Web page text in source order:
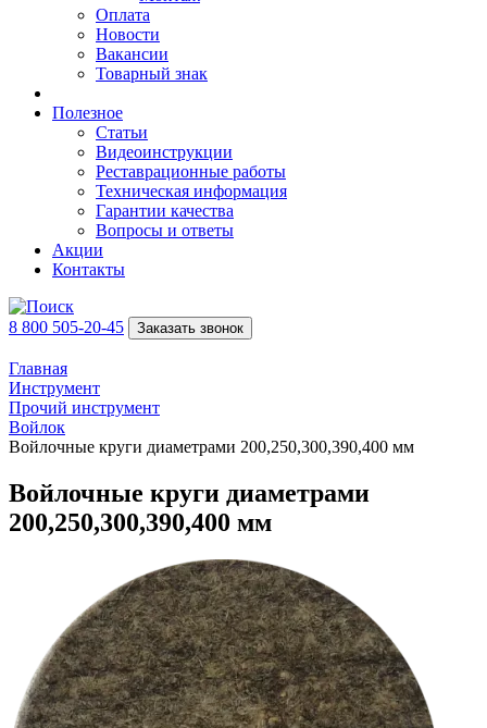
Оплата
Новости
Вакансии
Товарный знак
Полезное
Статьи
Видеоинструкции
Реставрационные работы
Техническая информация
Гарантии качества
Вопросы и ответы
Акции
Контакты
8 800 505-20-45 Заказать звонок
Главная
Инструмент
Прочий инструмент
Войлок
Войлочные круги диаметрами 200,250,300,390,400 мм
Войлочные круги диаметрами
200,250,300,390,400 мм